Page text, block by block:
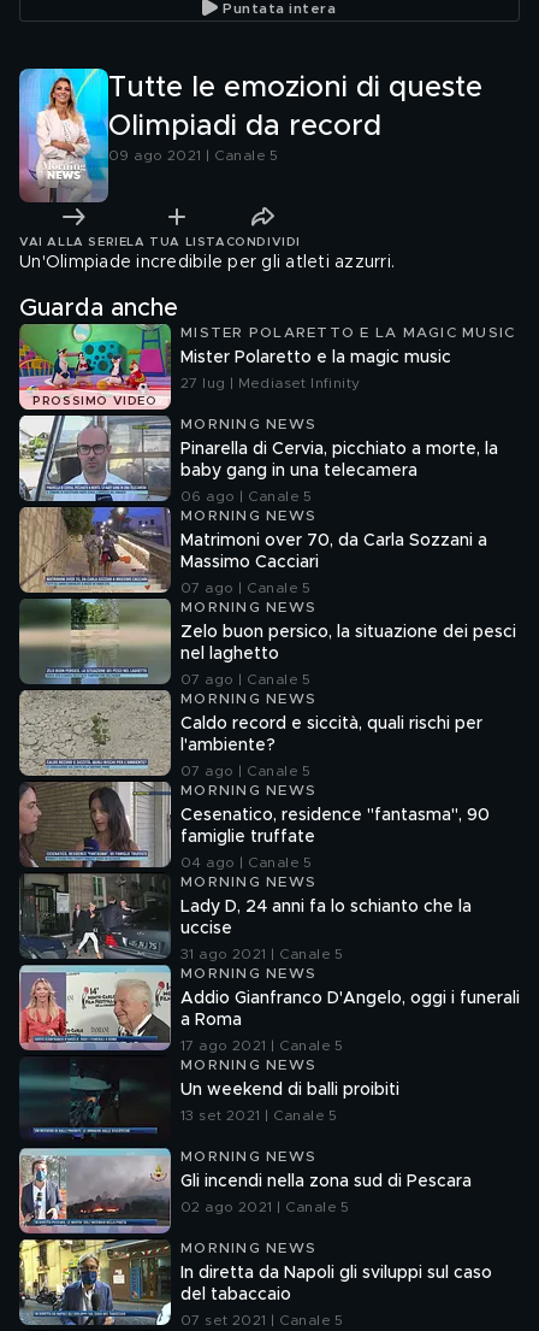
Puntata intera
Tutte le emozioni di queste
Olimpiadi da record
09 ago 2021 | Canale 5
VAI ALLA SERIE LA TUA LISTA CONDIVIDI
Un'Olimpiade incredibile per gli atleti azzurri.
Guarda anche
PROSSIMO VIDEO
MISTER POLARETTO E LA MAGIC MUSIC
Mister Polaretto e la magic music
27 lug | Mediaset Infinity
MORNING NEWS
Pinarella di Cervia, picchiato a morte, la
baby gang in una telecamera
06 ago | Canale 5
MORNING NEWS
Matrimoni over 70, da Carla Sozzani a
Massimo Cacciari
07 ago | Canale 5
MORNING NEWS
Zelo buon persico, la situazione dei pesci
nel laghetto
07 ago | Canale 5
MORNING NEWS
Caldo record e siccità, quali rischi per
l'ambiente?
07 ago | Canale 5
MORNING NEWS
Cesenatico, residence "fantasma", 90
famiglie truffate
04 ago | Canale 5
MORNING NEWS
Lady D, 24 anni fa lo schianto che la
uccise
31 ago 2021 | Canale 5
MORNING NEWS
Addio Gianfranco D'Angelo, oggi i funerali
a Roma
17 ago 2021 | Canale 5
MORNING NEWS
Un weekend di balli proibiti
13 set 2021 | Canale 5
MORNING NEWS
Gli incendi nella zona sud di Pescara
02 ago 2021 | Canale 5
MORNING NEWS
In diretta da Napoli gli sviluppi sul caso
del tabaccaio
07 set 2021 | Canale 5